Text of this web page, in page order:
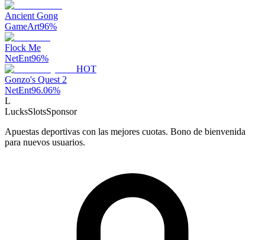
Ancient Gong
GameArt96%
Flock Me
NetEnt96%
HOT
Gonzo's Quest 2
NetEnt96.06%
L
LucksSlotsSponsor
Apuestas deportivas con las mejores cuotas. Bono de bienvenida
para nuevos usuarios.